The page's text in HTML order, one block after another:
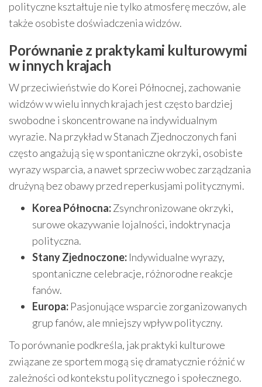
polityczne kształtuje nie tylko atmosferę meczów, ale
także osobiste doświadczenia widzów.
Porównanie z praktykami kulturowymi
w innych krajach
W przeciwieństwie do Korei Północnej, zachowanie
widzów w wielu innych krajach jest często bardziej
swobodne i skoncentrowane na indywidualnym
wyrazie. Na przykład w Stanach Zjednoczonych fani
często angażują się w spontaniczne okrzyki, osobiste
wyrazy wsparcia, a nawet sprzeciw wobec zarządzania
drużyną bez obawy przed reperkusjami politycznymi.
Korea Północna:Zsynchronizowane okrzyki,
surowe okazywanie lojalności, indoktrynacja
polityczna.
Stany Zjednoczone: Indywidualne wyrazy,
spontaniczne celebracje, różnorodne reakcje
fanów.
Europa: Pasjonujące wsparcie zorganizowanych
grup fanów, ale mniejszy wpływ polityczny.
To porównanie podkreśla, jak praktyki kulturowe
związane ze sportem mogą się dramatycznie różnić w
zależności od kontekstu politycznego i społecznego.